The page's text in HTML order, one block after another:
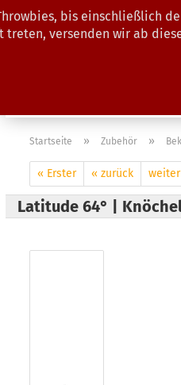
bis einschließlich
treten, versenden wir ab
Startseite » Zubehör »
« Erster « zurück
Latitude 64° |